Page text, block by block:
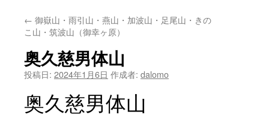
← 御嶽山・雨引山・燕山・加波山・足尾山・きの
こ山・筑波山（御幸ヶ原）
奥久慈男体山
投稿日: 2024年1月6日 作成者: dalomo
奥久慈男体山